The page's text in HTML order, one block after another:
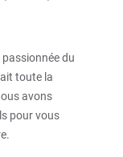
du
toute la
avons
pour vous